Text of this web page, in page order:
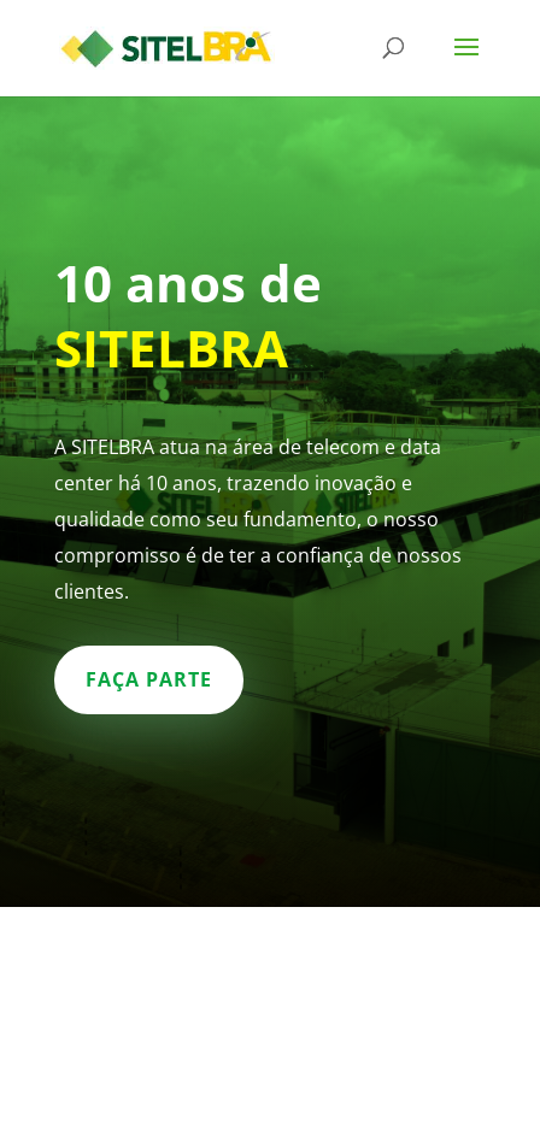
10 anos de
SITELBRA
A SITELBRA atua na área de telecom e data
center há 10 anos, trazendo inovação e
qualidade como seu fundamento, o nosso
compromisso é de ter a confiança de nossos
clientes.
FAÇA PARTE